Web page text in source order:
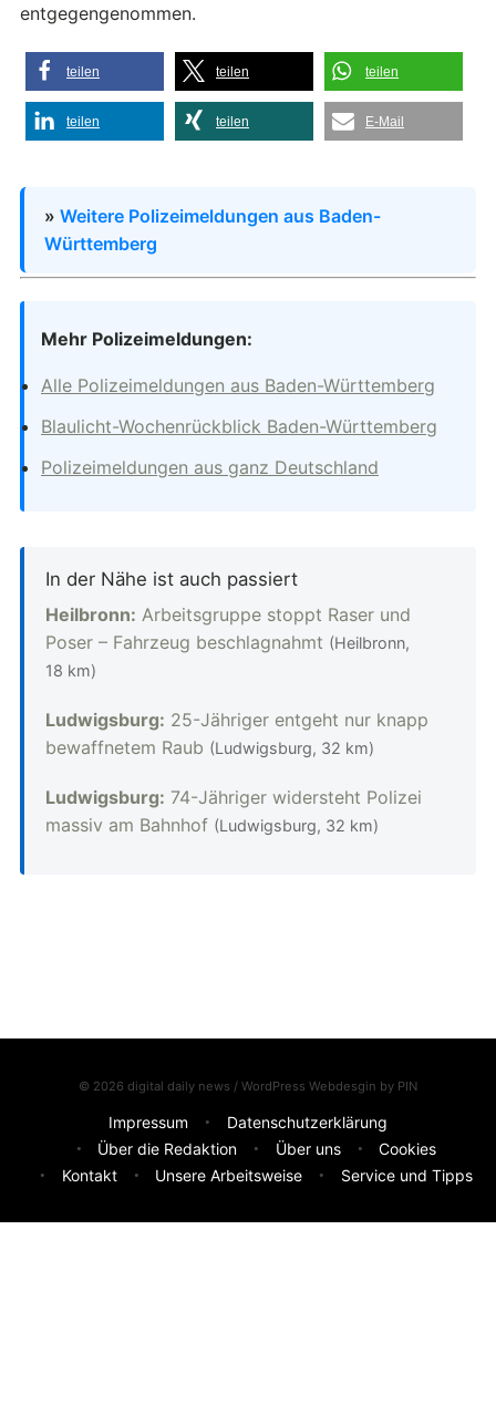
entgegengenommen.
teilen teilen teilen
teilen teilen E-Mail
» Weitere Polizeimeldungen aus Baden-
Württemberg
Mehr Polizeimeldungen:
Alle Polizeimeldungen aus Baden-Württemberg
Blaulicht-Wochenrückblick Baden-Württemberg
Polizeimeldungen aus ganz Deutschland
In der Nähe ist auch passiert
Heilbronn: Arbeitsgruppe stoppt Raser und
Poser – Fahrzeug beschlagnahmt (Heilbronn,
18 km)
Ludwigsburg: 25-Jähriger entgeht nur knapp
bewaffnetem Raub (Ludwigsburg, 32 km)
Ludwigsburg: 74-Jähriger widersteht Polizei
massiv am Bahnhof (Ludwigsburg, 32 km)
© 2026 digital daily news / WordPress Webdesgin by PIN
Impressum
Datenschutzerklärung
Über die Redaktion
Über uns
Cookies
Kontakt
Unsere Arbeitsweise Service und Tipps